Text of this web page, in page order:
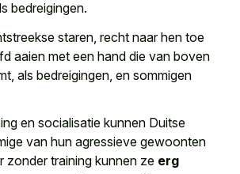
bedreigingen.
staren, recht naar hen toe
aaienmet een hand die van boven
als bedreigingen, en sommigen
en socialisatie kunnen Duitse
van hun agressieve gewoonten
zonder training kunnen ze erg